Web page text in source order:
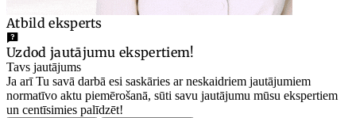
Atbild eksperts
Uzdod jautājumu ekspertiem!
Tavs jautājums
Ja arī Tu savā darbā esi saskāries ar neskaidriem jautājumiem
normatīvo aktu piemērošanā, sūti savu jautājumu mūsu ekspertiem
un centīsimies palīdzēt!